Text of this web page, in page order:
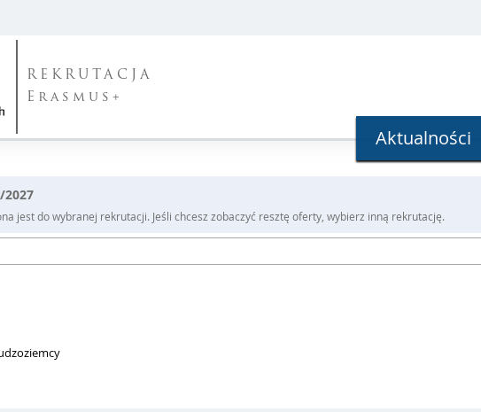
REKRUTACJA
Erasmus+
Aktualności
2027
jest do wybranej rekrutacji. Jeśli chcesz zobaczyć resztę oferty, wybierz inną rekrutację.